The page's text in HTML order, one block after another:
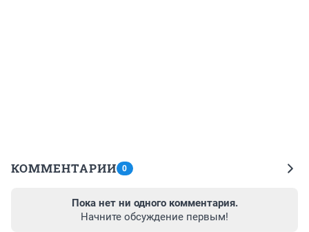
КОММЕНТАРИИ 0
Пока нет ни одного комментария.
Начните обсуждение первым!